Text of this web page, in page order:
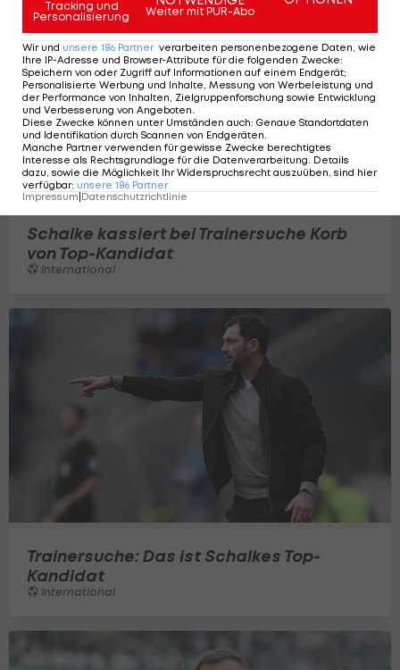
Schalke kassiert bei Trainersuche Korb
von Top-Kandidat
International
Trainersuche: Das ist Schalkes Top-
Kandidat
International
Tracking und
Personalisierung
Weiter mit PUR-Abo
Wir und unsere 186 Partner verarbeiten personenbezogene Daten, wie
Ihre IP-Adresse und Browser-Attribute für die folgenden Zwecke:
Speichern von oder Zugriff auf Informationen auf einem Endgerät;
Personalisierte Werbung und Inhalte, Messung von Werbeleistung und
der Performance von Inhalten, Zielgruppenforschung sowie Entwicklung
und Verbesserung von Angeboten.
Diese Zwecke können unter Umständen auch: Genaue Standortdaten
und Identifikation durch Scannen von Endgeräten.
Manche Partner verwenden für gewisse Zwecke berechtigtes
Interesse als Rechtsgrundlage für die Datenverarbeitung. Details
dazu, sowie die Möglichkeit Ihr Widerspruchsrecht auszuüben, sind hier
verfügbar: unsere 186 Partner
Impressum Datenschutzrichtlinie